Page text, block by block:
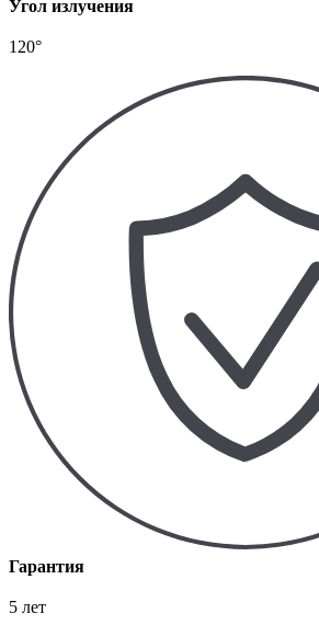
Угол излучения
120°
Гарантия
5 лет